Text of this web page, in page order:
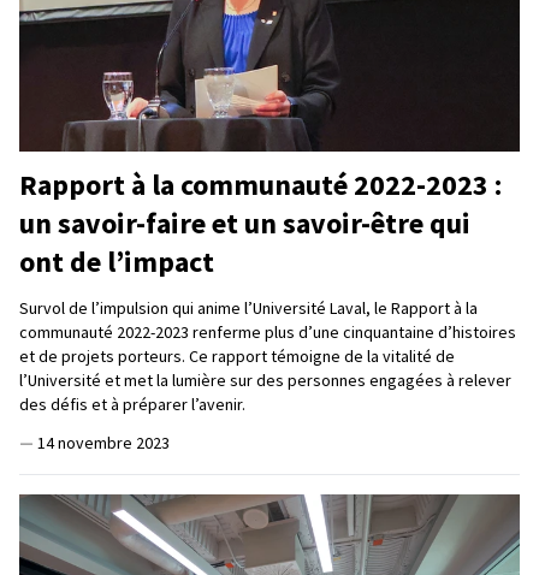
Rapport à la communauté 2022-2023 :
un savoir-faire et un savoir-être qui
ont de l’impact
Survol de l’impulsion qui anime l’Université Laval, le Rapport à la
communauté 2022-2023 renferme plus d’une cinquantaine d’histoires
et de projets porteurs. Ce rapport témoigne de la vitalité de
l’Université et met la lumière sur des personnes engagées à relever
des défis et à préparer l’avenir.
— 14 novembre 2023